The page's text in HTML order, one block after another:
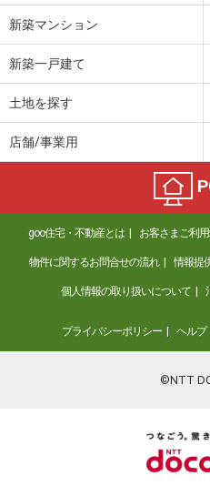
新築マンション
新築一戸建て
土地を探す
店舗/事業用
goo住宅・不動産とは お客さまご利
物件に関するお問合せの流れ 情報提
個人情報の取り扱いについて
プライバシーポリシー ヘルプ
©NTT